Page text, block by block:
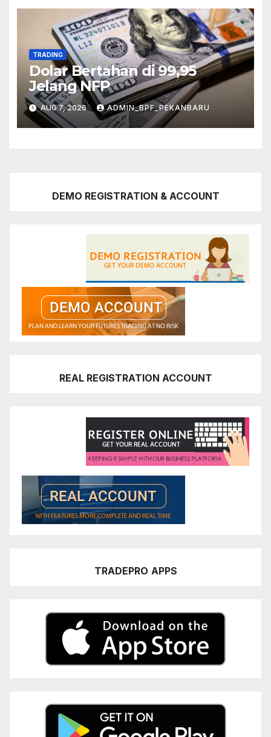
TRADING
Dolar Bertahan di 99,95
Jelang NFP
AUG 7, 2026 ADMIN_BPF_PEKANBARU
DEMO REGISTRATION & ACCOUNT
REAL REGISTRATION ACCOUNT
TRADEPRO APPS